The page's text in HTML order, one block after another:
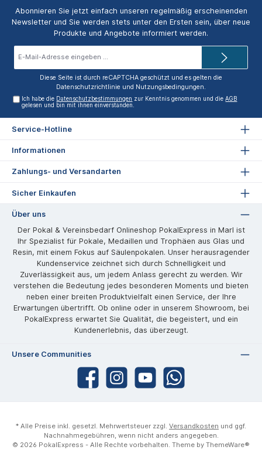
Abonnieren Sie jetzt einfach unseren regelmäßig erscheinenden
Newsletter und Sie werden stets unter den Ersten sein, über neue
Produkte und Angebote informiert werden.
Diese Seite ist durch reCAPTCHA geschützt und es gelten die
Datenschutzrichtlinie und Nutzungsbedingungen.
Ich habe die Datenschutzbestimmungen zur Kenntnis genommen und dieAGB
gelesen und bin mit ihnen einverstanden.
Service-Hotline
Informationen
Zahlungs- und Versandarten
Sicher Einkaufen
Über uns
Der Pokal & Vereinsbedarf Onlineshop PokalExpress in Marl ist
Ihr Spezialist für Pokale, Medaillen und Trophäen aus Glas und
Resin, mit einem Fokus auf Säulenpokalen. Unser herausragender
Kundenservice zeichnet sich durch Schnelligkeit und
Zuverlässigkeit aus, um jedem Anlass gerecht zu werden. Wir
verstehen die Bedeutung jedes besonderen Moments und bieten
neben einer breiten Produktvielfalt einen Service, der Ihre
Erwartungen übertrifft. Ob online oder in unserem Showroom, bei
PokalExpress erwartet Sie Qualität, die begeistert, und ein
Kundenerlebnis, das überzeugt.
Unsere Communities
* Alle Preise inkl. gesetzl. Mehrwertsteuer zzgl. Versandkosten und ggf.
Nachnahmegebühren, wenn nicht anders angegeben.
© 2026 PokalExpress - Alle Rechte vorbehalten. Theme by ThemeWare®